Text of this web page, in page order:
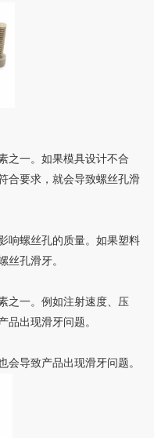
之一。如果模具设计不合
合要求，就会导致螺丝孔滑
响螺丝孔的质量。如果塑料
丝孔滑牙。
之一。例如注射速度、压
品出现滑牙问题。
会导致产品出现滑牙问题。